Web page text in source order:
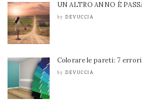
UN ALTRO ANNO È
by DEVUCCIA
Colorare le pareti: 7
by DEVUCCIA